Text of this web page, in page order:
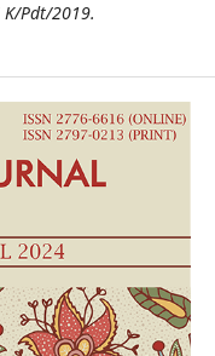
Pdt/2019.